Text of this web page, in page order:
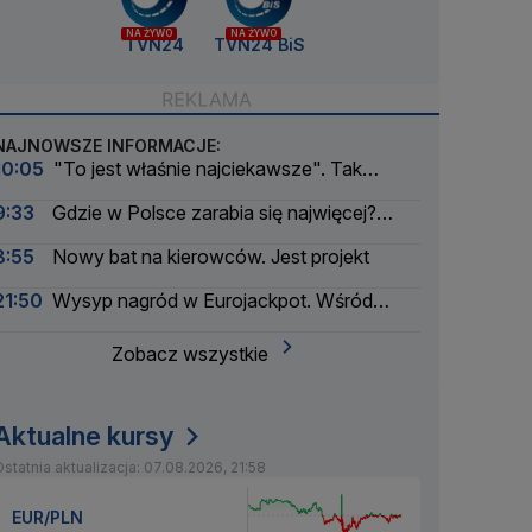
NA ŻYWO
TVN24
NA ŻYWO
TVN24 BiS
INFORMACJE:
"To jest właśnie najciekawsze". Tak
Gdzie w Polsce zarabia się najwięcej?
Nowy bat na kierowców. Jest projekt
Wysyp nagród w Eurojackpot. Wśród
Zobacz wszystkie
kursy
aktualizacja: 07.08.2026, 21:58
EUR/PLN